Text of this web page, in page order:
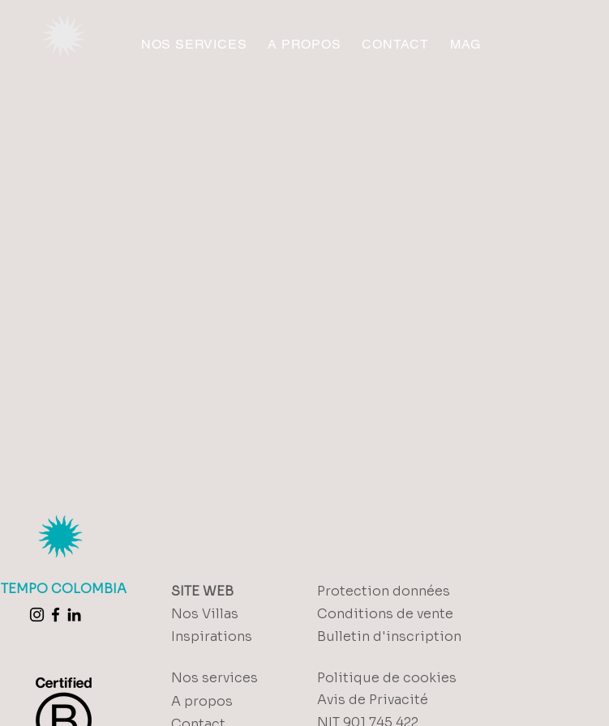
NOS SERVICES A PROPOS CONTACT MAG
TEMPO COLOMBIA
SITE WEB
Nos Villas
Inspirations
Protection données
Conditions de vente
Bulletin d'inscription
Nos services
A propos
Politique de cookies
Avis de Privacité
NIT 901 745 422